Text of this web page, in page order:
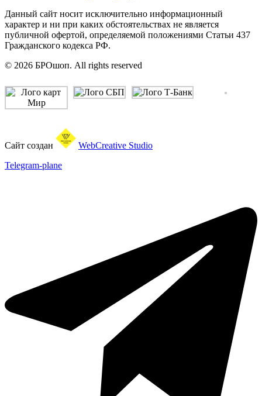
Данный сайт носит исключительно информационный
характер и ни при каких обстоятельствах не является
публичной офертой, определяемой положениями Статьи 437
Гражданского кодекса РФ.
© 2026 БРОшоп. All rights reserved
Сайт создан
WebCreative Studio
Telegram-plane